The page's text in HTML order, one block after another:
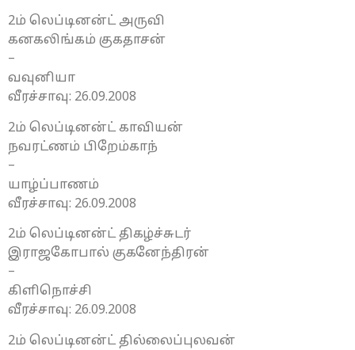
2ம் லெப்டினன்ட் அருவி
கனகலிங்கம் குகதாசன்
–
வவுனியா
வீரச்சாவு: 26.09.2008
2ம் லெப்டினன்ட் காவியன்
நவரட்ணம் பிறேம்காந்
–
யாழ்ப்பாணம்
வீரச்சாவு: 26.09.2008
2ம் லெப்டினன்ட் திகழ்ச்சுடர்
இராஜகோபால் குகனேந்திரன்
–
கிளிநொச்சி
வீரச்சாவு: 26.09.2008
2ம் லெப்டினன்ட் தில்லைப்புலவன்